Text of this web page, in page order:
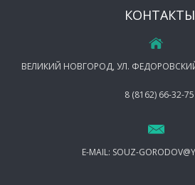
КОНТАКТЫ
ВЕЛИКИЙ НОВГОРОД, УЛ.
8 (8162) 66-32-75
E-MAIL: SOUZ-